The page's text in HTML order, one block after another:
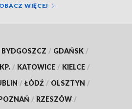
WIĘCEJ
BYDGOSZCZ / GDAŃSK /
/ KATOWICE / KIELCE /
/ ŁÓDŹ / OLSZTYN /
/ RZESZÓW /